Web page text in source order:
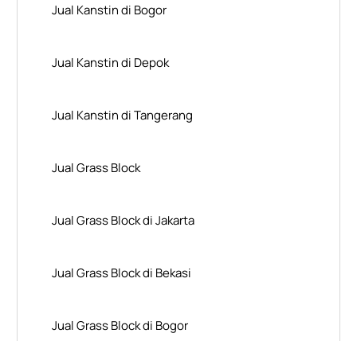
Jual Kanstin di Bogor
Jual Kanstin di Depok
Jual Kanstin di Tangerang
Jual Grass Block
Jual Grass Block di Jakarta
Jual Grass Block di Bekasi
Jual Grass Block di Bogor